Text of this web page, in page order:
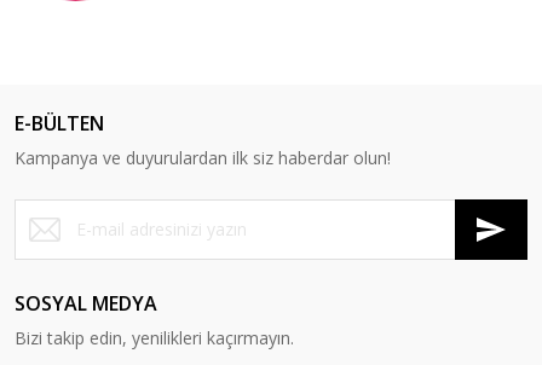
E-BÜLTEN
Kampanya ve duyurulardan ilk siz haberdar olun!
SOSYAL MEDYA
Bizi takip edin, yenilikleri kaçırmayın.